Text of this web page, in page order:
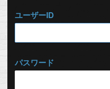
ユーザーID
パスワード